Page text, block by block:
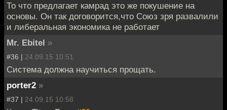
То что предлагает камрад это же покушение на
основы. Он так договорится,что Союз зря развалили
и либеральная экономика не работает
Mr. Ebitel »
#36 | 24.09.15 10:51
Система должна научиться прощать.
porter2 »
#37 | 24.09.15 10:58